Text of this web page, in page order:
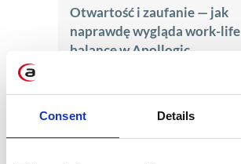
Consent Details
Otwartość i zaufanie — jak
naprawdę wygląda work-life
balance w Apollogic